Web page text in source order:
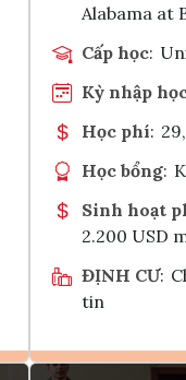
Alabama at
Cấp học:
Kỳ nhập
Học phí:
Học bổng:
Sinh hoạt
2.200 USD
ĐỊNH CƯ:
tin